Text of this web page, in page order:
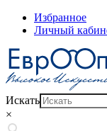
Избранное
Личный
Искать
×